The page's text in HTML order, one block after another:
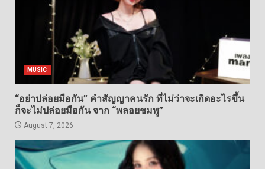
MUSIC
“อย่าปล่อยมือกัน” คำสัญญาคนรัก ที่ไม่ว่าจะเกิดอะไรขึ้น
ก็จะไม่ปล่อยมือกัน จาก “พลอยชมพู”
August 7, 2026